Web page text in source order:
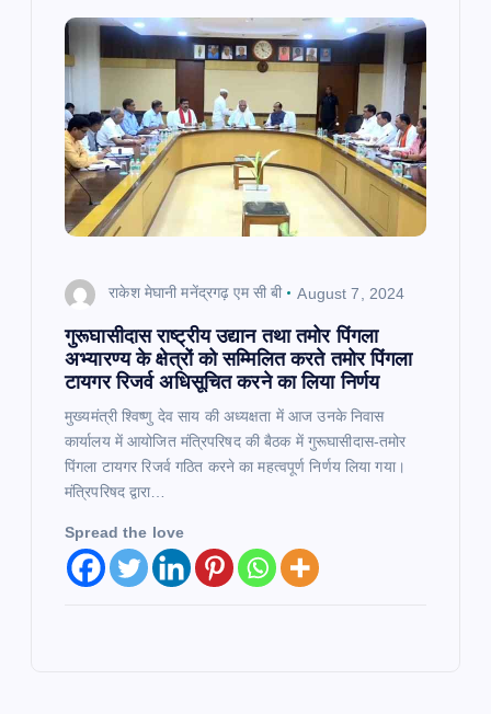
राकेश मेघानी मनेंद्रगढ़ एम सी बी August 7, 2024
गुरूघासीदास राष्ट्रीय उद्यान तथा तमोर पिंगला
अभ्यारण्य के क्षेत्रों को सम्मिलित करते तमोर पिंगला
टायगर रिजर्व अधिसूचित करने का लिया निर्णय
मुख्यमंत्री श्विष्णु देव साय की अध्यक्षता में आज उनके निवास
कार्यालय में आयोजित मंत्रिपरिषद की बैठक में गुरूघासीदास-तमोर
पिंगला टायगर रिजर्व गठित करने का महत्वपूर्ण निर्णय लिया गया।
मंत्रिपरिषद द्वारा…
Spread the love